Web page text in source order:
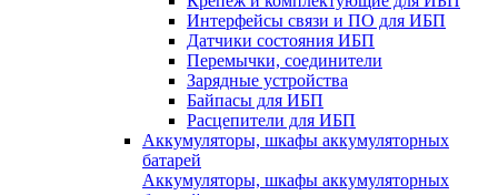
Интерфейсы связи и ПО для ИБП
Датчики состояния ИБП
Перемычки, соединители
Зарядные устройства
Байпасы для ИБП
Расцепители для ИБП
Аккумуляторы, шкафы аккумуляторных
батарей
Аккумуляторы, шкафы аккумуляторных